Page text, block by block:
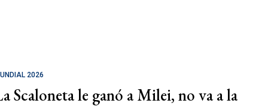
2026
Scaloneta le ganó a Milei, no va a la